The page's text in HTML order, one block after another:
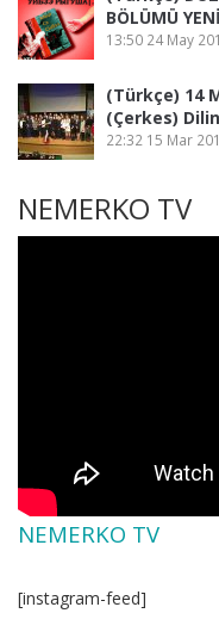
BÖLÜMÜ
13:50 24 May
(Türkçe) 14
(Çerkes)
22:32 15 Mar
NEMERKO TV
NEMERKO TV
[instagram-feed]